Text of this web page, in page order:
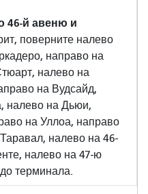
46-й авеню и
поверните налево
направо на
налево на
на Вудсайд,
налево на Дьюи,
на Уллоа, направо
налево на 46-
налево на 47-ю
терминала.